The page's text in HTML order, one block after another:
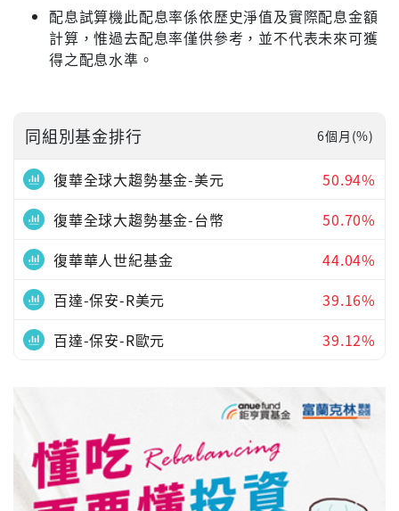
配息試算機此配息率係依歷史淨值及實際配息金額
計算，惟過去配息率僅供參考，並不代表未來可獲
得之配息水準。
同組別基金排行 6個月(%)
復華全球大趨勢基金-美元
50.94%
復華全球大趨勢基金-台幣
50.70%
復華華人世紀基金
44.04%
百達-保安-R美元
39.16%
百達-保安-R歐元
39.12%